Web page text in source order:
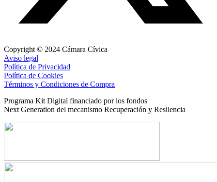
Copyright © 2024 Cámara Cívica
Aviso legal
Política de Privacidad
Política de Cookies
Términos y Condiciones de Compra
Programa Kit Digital financiado por los fondos
Next Generation del mecanismo Recuperación y Resilencia